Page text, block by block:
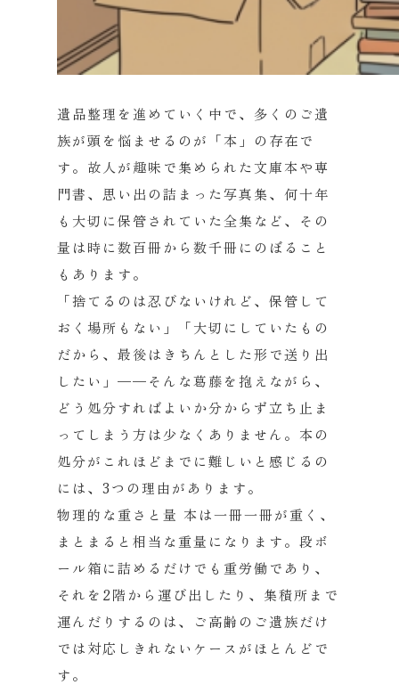
遺品整理を進めていく中で、多くのご遺
族が頭を悩ませるのが「本」の存在で
す。故人が趣味で集められた文庫本や専
門書、思い出の詰まった写真集、何十年
も大切に保管されていた全集など、その
量は時に数百冊から数千冊にのぼること
もあります。
「捨てるのは忍びないけれど、保管して
おく場所もない」「大切にしていたもの
だから、最後はきちんとした形で送り出
したい」——そんな葛藤を抱えながら、
どう処分すればよいか分からず立ち止ま
ってしまう方は少なくありません。本の
処分がこれほどまでに難しいと感じるの
には、3つの理由があります。
物理的な重さと量 本は一冊一冊が重く、
まとまると相当な重量になります。段ボ
ール箱に詰めるだけでも重労働であり、
それを2階から運び出したり、集積所まで
運んだりするのは、ご高齢のご遺族だけ
では対応しきれないケースがほとんどで
す。